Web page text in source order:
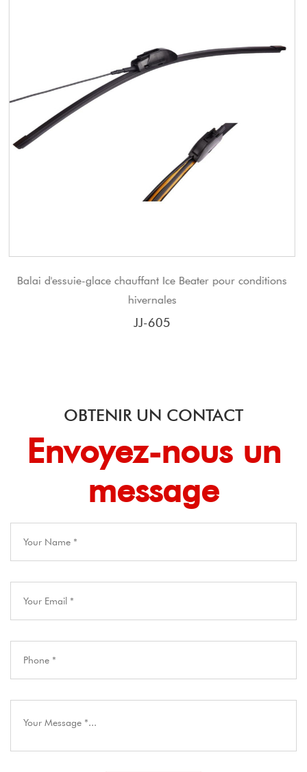
Beater pour conditions
JJ Snow Multi Wiper Blade
OBTENIR UN CONTACT
Envoyez-nous un
message